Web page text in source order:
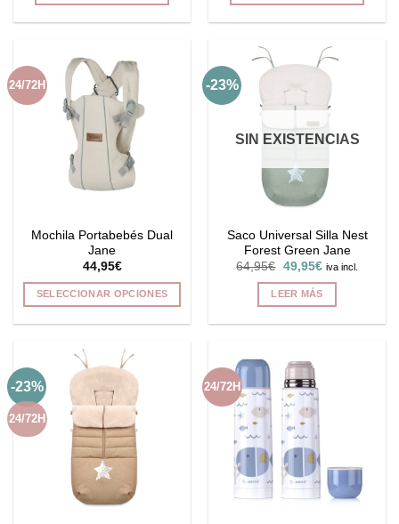
24/72H
Mochila Portabebés Dual
Jane
44,95€
SELECCIONAR OPCIONES
tiene
múltiples
variantes.
Las
opciones
se
pueden
elegir
en
-23%
SIN EXISTENCIAS
Saco Universal Silla Nest
Forest Green Jane
64,95€ El
original
era:
49,95€El
actual
es:
iva incl.
LEER MÁS
-23%
24/72H
24/72H